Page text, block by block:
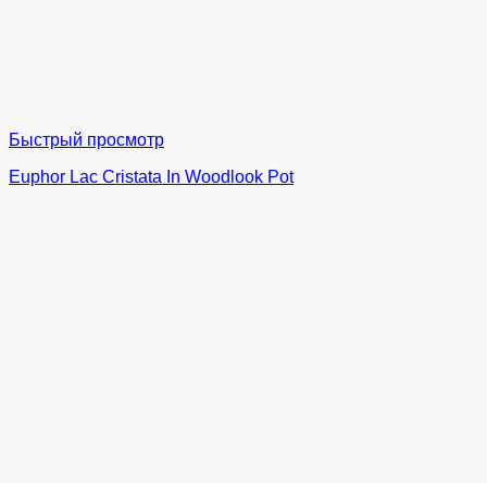
Быстрый просмотр
Euphor Lac Cristata In Woodlook Pot